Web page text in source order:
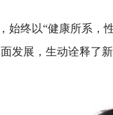
始终以“健康所系
发展，生动诠释了